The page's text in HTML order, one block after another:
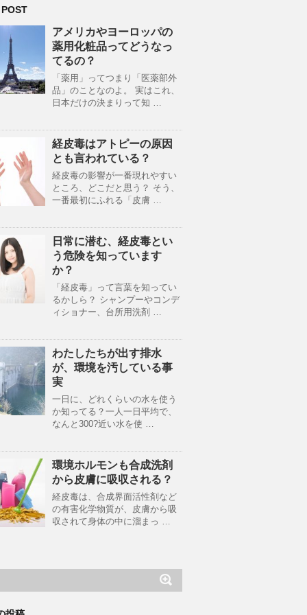
アメリカやヨーロッパの
薬用化粧品ってどうなっ
てるの？
「薬用」ってつまり「医薬部外
品」のことなのよ。 実はこれ、
日本だけの決まりって知 …
経皮毒はアトピーの原因
とも言われている？
経皮毒の影響が一番現れやすい
ところ、どこだと思う？ そう、
一番最初にふれる「皮膚 …
日常に潜む、経皮毒とい
う危険を知っています
か？
「経皮毒」って言葉を知ってい
るかしら？ シャンプーやコンデ
ィショナー、台所用洗剤 …
わたしたちが出す排水
が、環境を汚している事
実
一日に、どれくらいの水を使う
か知ってる？一人一日平均で、
なんと300?近い水を使 …
環境ホルモンも合成洗剤
から皮膚に吸収される？
経皮毒は、合成界面活性剤など
の有害化学物質が、皮膚から吸
収されて身体の中に溜まっ …